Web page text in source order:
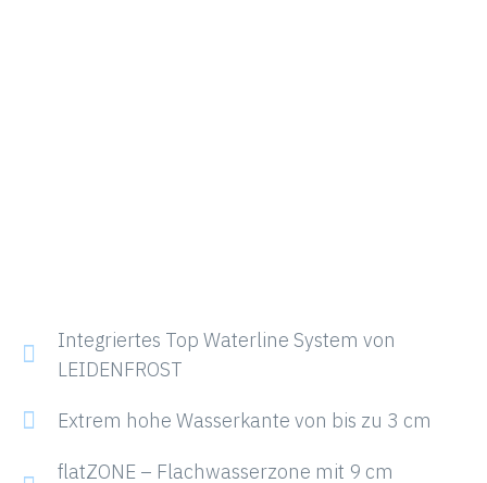
Integriertes Top Waterline System von
LEIDENFROST
Extrem hohe Wasserkante von bis zu 3 cm
flatZONE – Flachwasserzone mit 9 cm